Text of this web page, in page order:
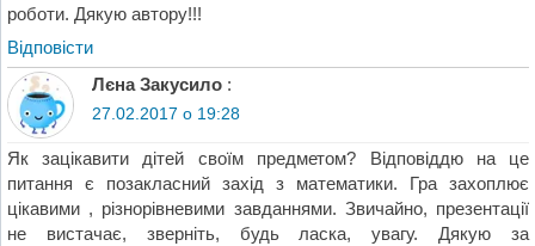
роботи. Дякую автору!!!
Відповіcти
Лєна Закусило :
27.02.2017 о 19:28
Як зацікавити дітей своїм предметом? Відповіддю на це
питання є позакласний захід з математики. Гра захоплює
цікавими , різнорівневими завданнями. Звичайно, презентації
не вистачає, зверніть, будь ласка, увагу. Дякую за